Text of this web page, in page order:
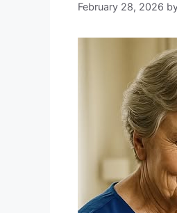
February 28, 2026